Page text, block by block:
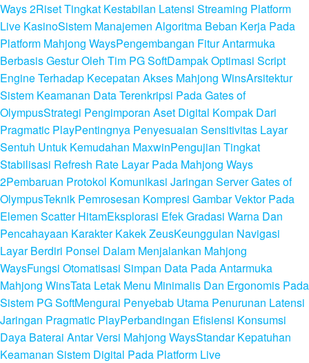
Ways 2Riset Tingkat Kestabilan Latensi Streaming Platform
Live KasinoSistem Manajemen Algoritma Beban Kerja Pada
Platform Mahjong WaysPengembangan Fitur Antarmuka
Berbasis Gestur Oleh Tim PG SoftDampak Optimasi Script
Engine Terhadap Kecepatan Akses Mahjong WinsArsitektur
Sistem Keamanan Data Terenkripsi Pada Gates of
OlympusStrategi Pengimporan Aset Digital Kompak Dari
Pragmatic PlayPentingnya Penyesuaian Sensitivitas Layar
Sentuh Untuk Kemudahan MaxwinPengujian Tingkat
Stabilisasi Refresh Rate Layar Pada Mahjong Ways
2Pembaruan Protokol Komunikasi Jaringan Server Gates of
OlympusTeknik Pemrosesan Kompresi Gambar Vektor Pada
Elemen Scatter HitamEksplorasi Efek Gradasi Warna Dan
Pencahayaan Karakter Kakek ZeusKeunggulan Navigasi
Layar Berdiri Ponsel Dalam Menjalankan Mahjong
WaysFungsi Otomatisasi Simpan Data Pada Antarmuka
Mahjong WinsTata Letak Menu Minimalis Dan Ergonomis Pada
Sistem PG SoftMengurai Penyebab Utama Penurunan Latensi
Jaringan Pragmatic PlayPerbandingan Efisiensi Konsumsi
Daya Baterai Antar Versi Mahjong WaysStandar Kepatuhan
Keamanan Sistem Digital Pada Platform Live